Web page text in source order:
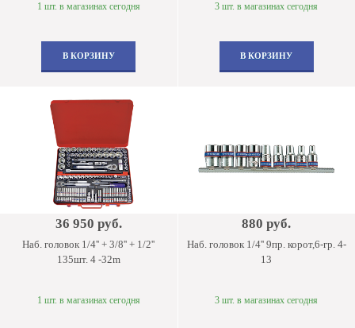
1 шт. в магазинах сегодня
В КОРЗИНУ
3 шт. в магазинах сегодня
В КОРЗИНУ
36 950 руб.
Наб. головок 1/4'' + 3/8'' + 1/2''
135шт. 4 -32m
1 шт. в магазинах сегодня
880 руб.
Наб. головок 1/4'' 9пр. корот,6-гр. 4-
13
3 шт. в магазинах сегодня